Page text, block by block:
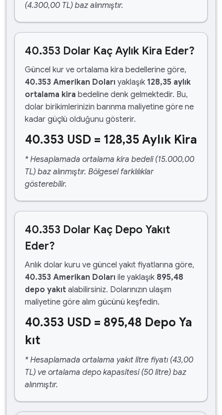
(4.300,00 TL) baz alınmıştır.
40.353 Dolar Kaç Aylık Kira Eder?
Güncel kur ve ortalama kira bedellerine göre,
40.353 Amerikan Doları yaklaşık 128,35 aylık
ortalama kira bedeline denk gelmektedir. Bu,
dolar birikimlerinizin barınma maliyetine göre ne
kadar güçlü olduğunu gösterir.
40.353 USD = 128,35 Aylık Kira
* Hesaplamada ortalama kira bedeli (15.000,00
TL) baz alınmıştır. Bölgesel farklılıklar
gösterebilir.
40.353 Dolar Kaç Depo Yakıt
Eder?
Anlık dolar kuru ve güncel yakıt fiyatlarına göre,
40.353 Amerikan Doları ile yaklaşık 895,48
depo yakıt alabilirsiniz. Dolarınızın ulaşım
maliyetine göre alım gücünü keşfedin.
40.353 USD = 895,48 Depo Ya
kıt
* Hesaplamada ortalama yakıt litre fiyatı (43,00
TL) ve ortalama depo kapasitesi (50 litre) baz
alınmıştır.